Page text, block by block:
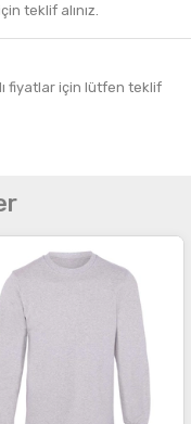
teklif alınız.
fiyatlar için lütfen teklif